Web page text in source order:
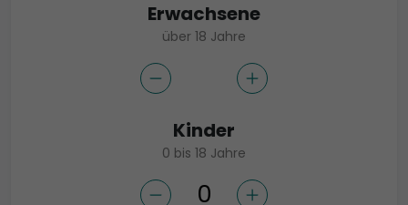
Erwachsene
über 18 Jahre
Kinder
0 bis 18 Jahre